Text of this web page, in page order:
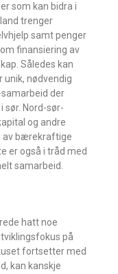
som kan bidra i
trenger
samt penger
finansiering av
Således kan
unik, nødvendig
der
sør. Nord-sør-
og andre
av bærekraftige
er også i tråd med
samarbeid.
hatt noe
på
fortsetter med
kan kanskje